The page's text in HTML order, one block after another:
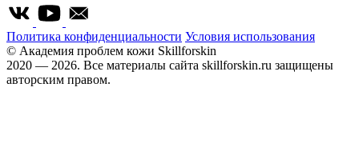
Политика конфиденциальности Условия использования
© Академия проблем кожи Skillforskin
2020 — 2026. Все материалы сайта skillforskin.ru защищены
авторским правом.